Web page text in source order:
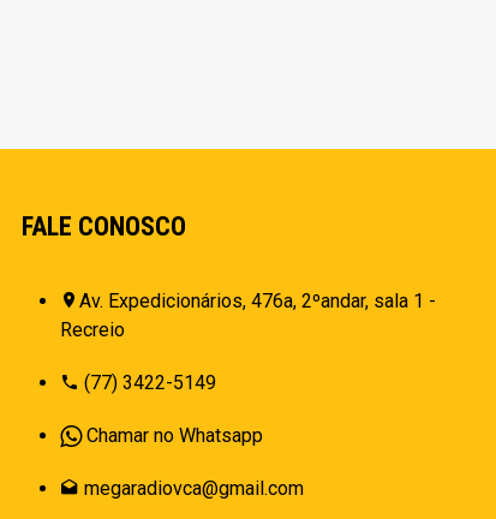
FALE CONOSCO
Av. Expedicionários, 476a, 2ºandar, sala 1 -
Recreio
(77) 3422-5149
Chamar no Whatsapp
megaradiovca@gmail.com